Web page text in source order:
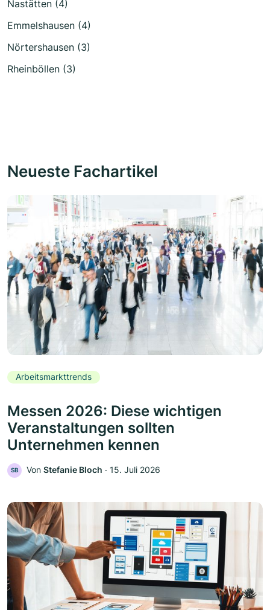
Nastätten (4)
Emmelshausen (4)
Nörtershausen (3)
Rheinböllen (3)
Neueste Fachartikel
Arbeitsmarkttrends
Messen 2026: Diese wichtigen
Veranstaltungen sollten
Unternehmen kennen
SB Von Stefanie Bloch ‧ 15. Juli 2026